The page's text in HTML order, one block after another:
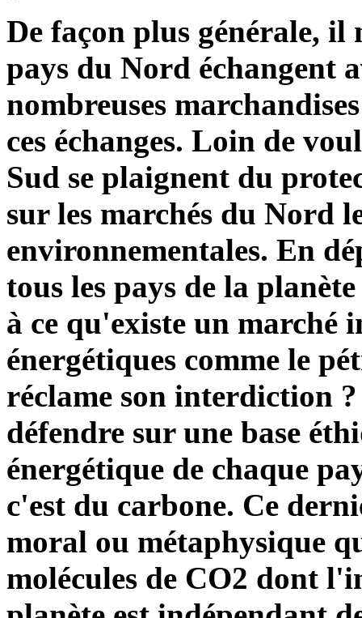
De façon plus générale, il
pays du Nord échangent
nombreuses
ces échanges. Loin de
Sud se plaignent du
sur les marchés du Nord
environnementales. En
tous les pays de la
à ce qu'existe un marché
énergétiques comme le
réclame son interdiction
défendre sur une base
énergétique de chaque
c'est du carbone. Ce
moral ou métaphysique
molécules de CO2 dont